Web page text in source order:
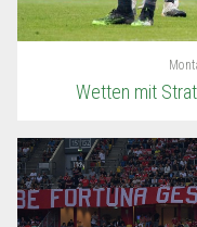
Wetten mit